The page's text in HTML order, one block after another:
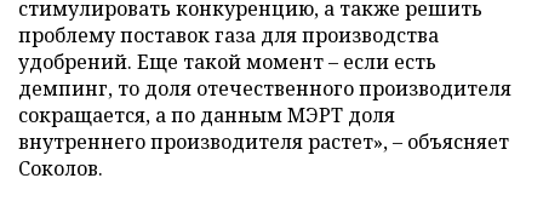
стимулировать конкуренцию, а также решить
проблему поставок газа для производства
удобрений. Еще такой момент – если есть
демпинг, то доля отечественного производителя
сокращается, а по данным МЭРТ доля
внутреннего производителя растет», – объясняет
Соколов.